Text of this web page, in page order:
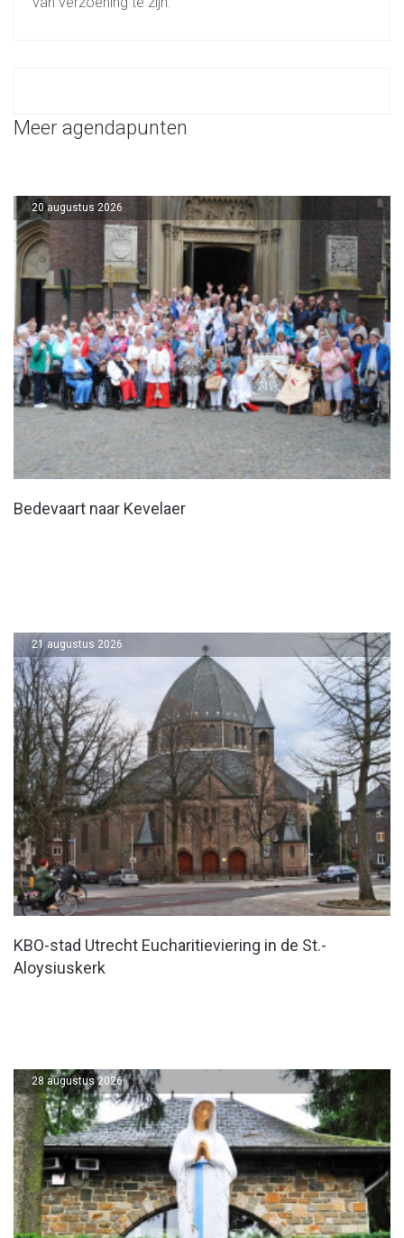
Meer agendapunten
Bedevaart naar Kevelaer
20 augustus 2026
KBO-stad Utrecht Eucharitieviering in de St.-
Aloysiuskerk
21 augustus 2026
28 augustus 2026